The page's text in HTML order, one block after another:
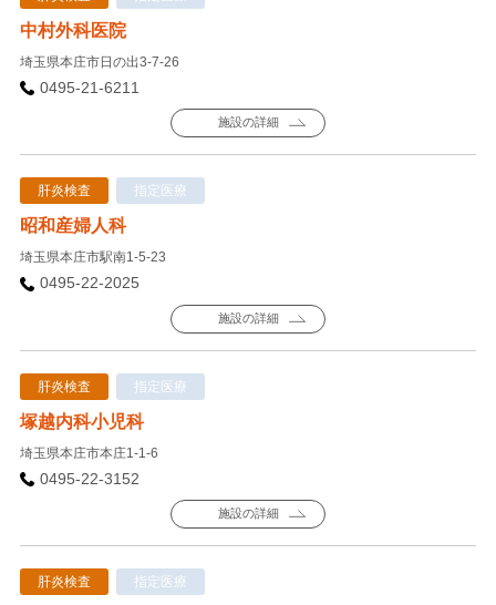
中村外科医院
埼玉県本庄市日の出3-7-26
0495-21-6211
施設の詳細
肝炎検査 指定医療
昭和産婦人科
埼玉県本庄市駅南1-5-23
0495-22-2025
施設の詳細
肝炎検査 指定医療
塚越内科小児科
埼玉県本庄市本庄1-1-6
0495-22-3152
施設の詳細
肝炎検査 指定医療